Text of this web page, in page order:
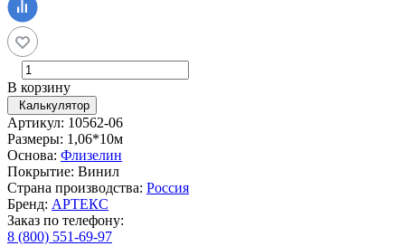
В корзину
Калькулятор
Артикул: 10562-06
Размеры: 1,06*10м
Основа: Флизелин
Покрытие: Винил
Страна производства: Россия
Бренд: АРТЕКС
Заказ по телефону:
8 (800) 551-69-97